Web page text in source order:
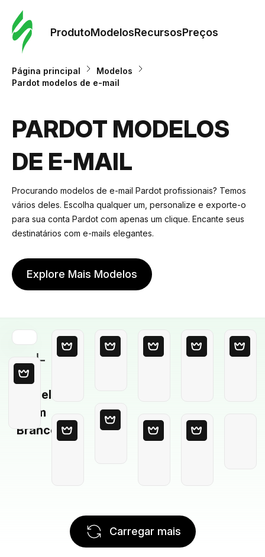
ProdutoModelosRecursosPreços
Página principal
Modelos
Pardot modelos de e-mail
PARDOT MODELOS
DE E-MAIL
Procurando modelos de e-mail Pardot profissionais? Temos
vários deles. Escolha qualquer um, personalize e exporte-o
para sua conta Pardot com apenas um clique. Encante seus
destinatários com e-mails elegantes.
Explore Mais Modelos
Modelo
em
Branco
Carregar mais